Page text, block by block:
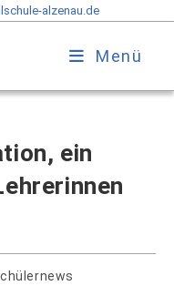
alzenau.de
Menü
ein